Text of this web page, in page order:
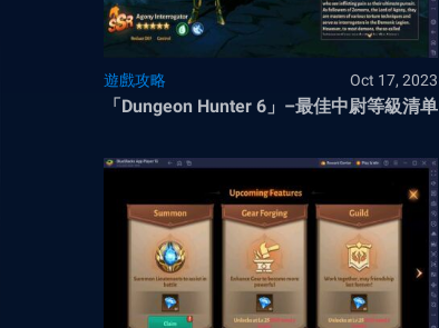
遊戲攻略 Oct 17, 2023
「Dungeon Hunter 6」–最佳中尉等級清单